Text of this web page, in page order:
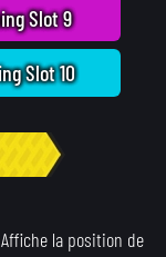
Slot 9
Slot 10
la position de